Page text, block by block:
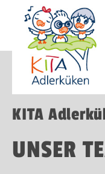
KITA
UNSER